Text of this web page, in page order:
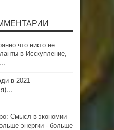
что никто не
в Исскупление,
в 2021
Смысл в экономии
энергии - больше